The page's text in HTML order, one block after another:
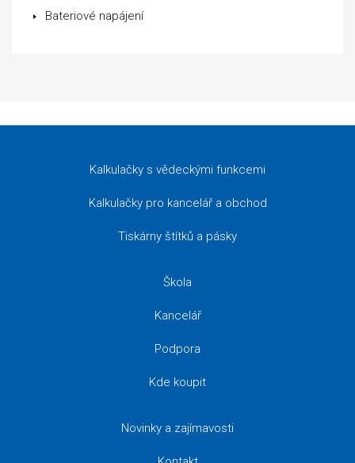
Bateriové napájení
Kalkulačky s vědeckými funkcemi
Kalkulačky pro kancelář a obchod
Tiskárny štítků a pásky
Škola
Kancelář
Podpora
Kde koupit
Novinky a zajímavosti